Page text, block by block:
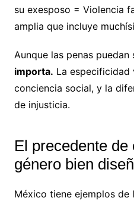
su exesposo = Violencia
amplia que incluye
Aunque las penas puedan
importa. La especificidad
conciencia social, y la
de injusticia.
El precedente
género bien
México tiene ejemplos de